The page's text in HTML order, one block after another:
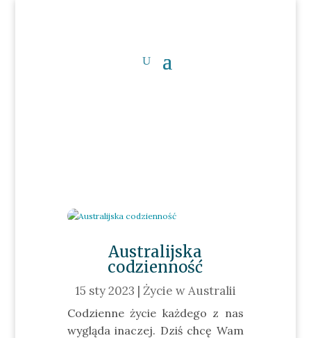
Australijska
codzienność
15 sty 2023 | Życie w Australii
Codzienne życie każdego z nas
wygląda inaczej. Dziś chcę Wam